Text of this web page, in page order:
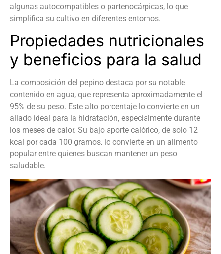
algunas autocompatibles o partenocárpicas, lo que
simplifica su cultivo en diferentes entornos.
Propiedades nutricionales
y beneficios para la salud
La composición del pepino destaca por su notable
contenido en agua, que representa aproximadamente el
95% de su peso. Este alto porcentaje lo convierte en un
aliado ideal para la hidratación, especialmente durante
los meses de calor. Su bajo aporte calórico, de solo 12
kcal por cada 100 gramos, lo convierte en un alimento
popular entre quienes buscan mantener un peso
saludable.